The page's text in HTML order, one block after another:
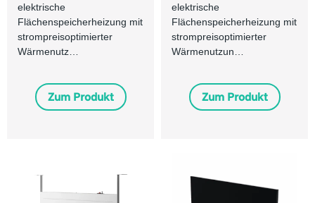
elektrische
Flächenspeicherheizung mit
strompreisoptimierter
Wärmenutz…
Zum Produkt
elektrische
Flächenspeicherheizung mit
strompreisoptimierter
Wärmenutzun…
Zum Produkt